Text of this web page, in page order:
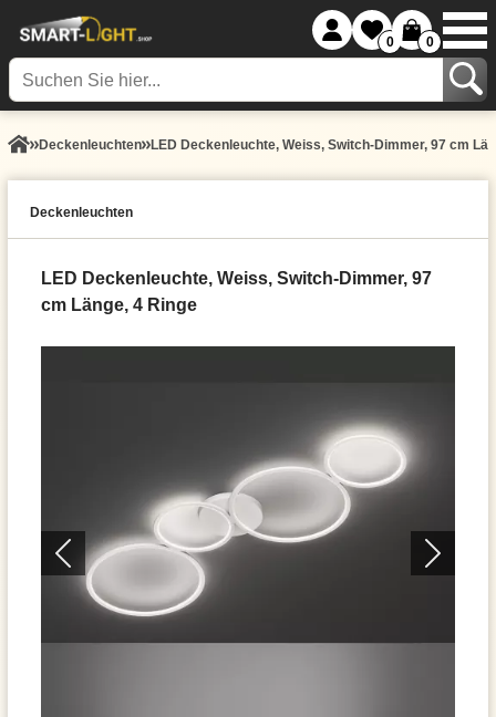
0 0
Decken­leuchten LED Deckenleuchte, Weiss, Switch-Dimmer, 97 cm
Decken­leuchten
LED Deckenleuchte, Weiss, Switch-Dimmer, 97
cm Länge, 4 Ringe